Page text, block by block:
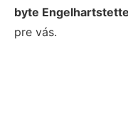
byte
pre vás.